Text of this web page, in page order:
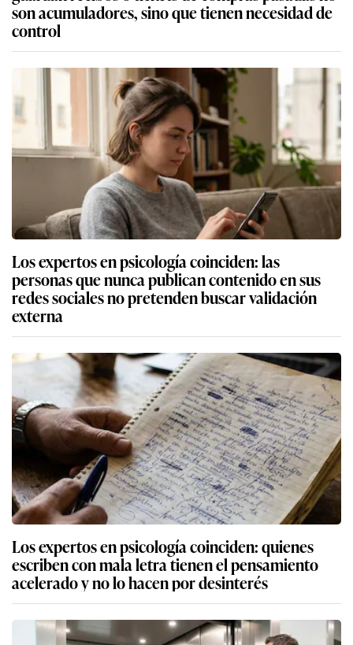
son acumuladores, sino que tienen necesidad de
control
Los expertos en psicología coinciden: las
personas que nunca publican contenido en sus
redes sociales no pretenden buscar validación
externa
Los expertos en psicología coinciden: quienes
escriben con mala letra tienen el pensamiento
acelerado y no lo hacen por desinterés